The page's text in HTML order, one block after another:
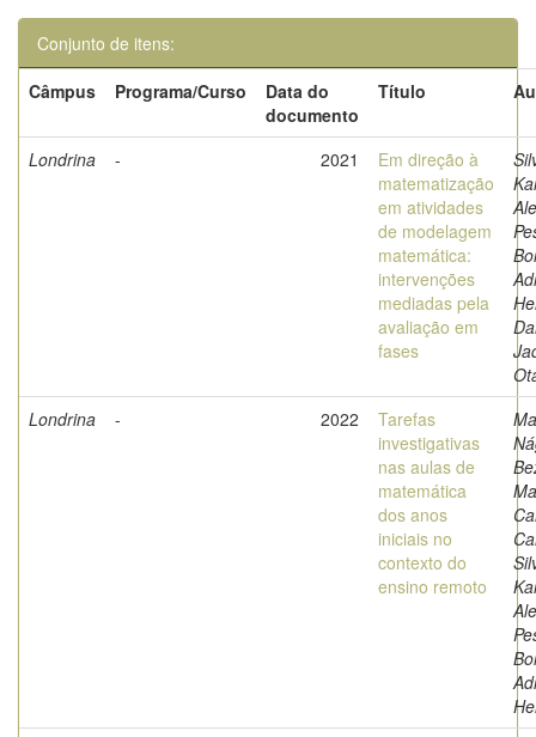
Conjunto de itens:
Câmpus
Programa/Curso
Data do
documento
Título
Londrina - 2021
Em direção à
matematização
em atividades
de modelagem
matemática:
intervenções
mediadas pela
avaliação em
fases
Londrina
- 2022
Tarefas
investigativas
nas aulas de
matemática
dos anos
iniciais no
contexto do
ensino remoto